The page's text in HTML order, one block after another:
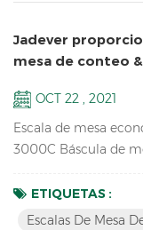
Jadever
mesa de conteo
OCT 22 , 2021
Escala de mesa
3000C Báscula de
Balance de precisión
de conteo LCD de
ETIQUETAS :
Escalas De Mesa